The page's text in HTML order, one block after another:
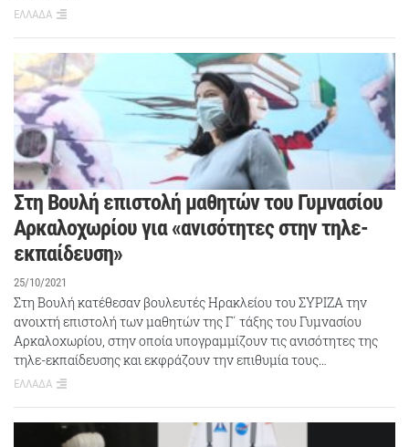
ΕΛΛΑΔΑ
Στη Βουλή επιστολή μαθητών του Γυμνασίου
Αρκαλοχωρίου για «ανισότητες στην τηλε-
εκπαίδευση»
25/10/2021
Στη Βουλή κατέθεσαν βουλευτές Ηρακλείου του ΣΥΡΙΖΑ την
ανοιχτή επιστολή των μαθητών της Γ΄ τάξης του Γυμνασίου
Αρκαλοχωρίου, στην οποία υπογραμμίζουν τις ανισότητες της
τηλε-εκπαίδευσης και εκφράζουν την επιθυμία τους…
ΕΛΛΑΔΑ